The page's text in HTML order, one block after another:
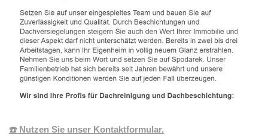
☎️ Nutzen Sie unser Kontaktformular.